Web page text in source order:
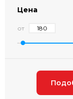
Цена
от